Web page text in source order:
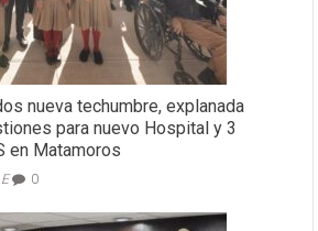
nueva techumbre, explanada
para nuevo Hospital y 3
en Matamoros
0